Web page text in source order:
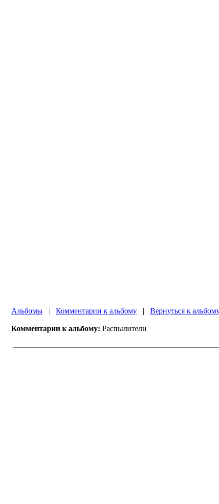
Альбомы | Комментарии к альбому | Вернуться к
Комментарии к альбому: Распылители